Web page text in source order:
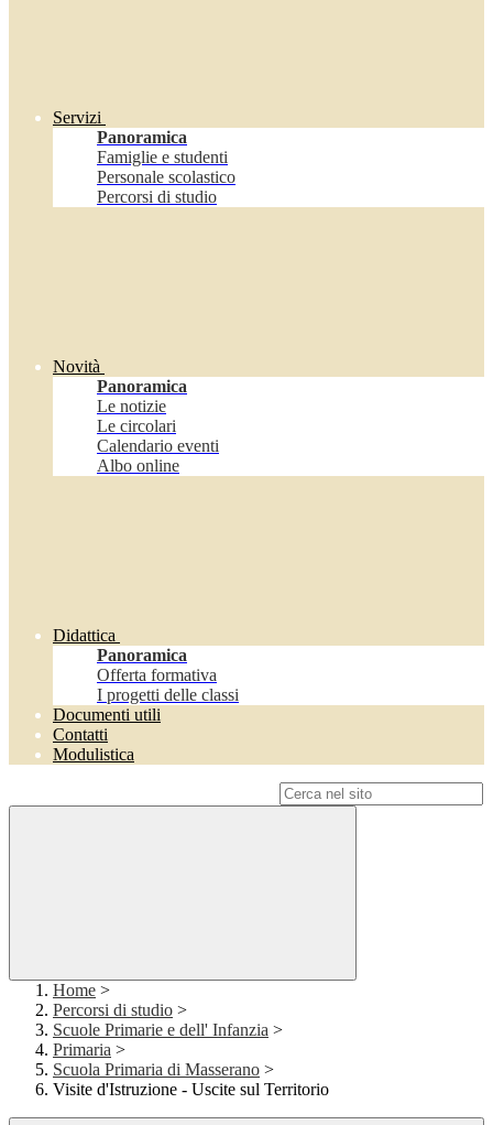
Servizi
Panoramica
Famiglie e studenti
Personale scolastico
Percorsi di studio
Novità
Panoramica
Le notizie
Le circolari
Calendario eventi
Albo online
Didattica
Panoramica
Offerta formativa
I progetti delle classi
Documenti utili
Contatti
Modulistica
Home >
Percorsi di studio >
Scuole Primarie e dell' Infanzia >
Primaria >
Scuola Primaria di Masserano >
Visite d'Istruzione - Uscite sul Territorio